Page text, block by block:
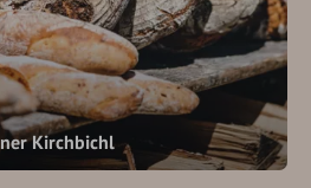
Kirchbichl